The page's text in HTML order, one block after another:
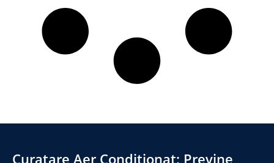
Curatare Aer Conditionat: Previne